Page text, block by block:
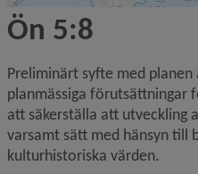
Ön 5:8
Preliminärt syfte med
planmässiga förutsättningar
att säkerställa att utveckling
varsamt sätt med hänsyn till
kulturhistoriska värden.